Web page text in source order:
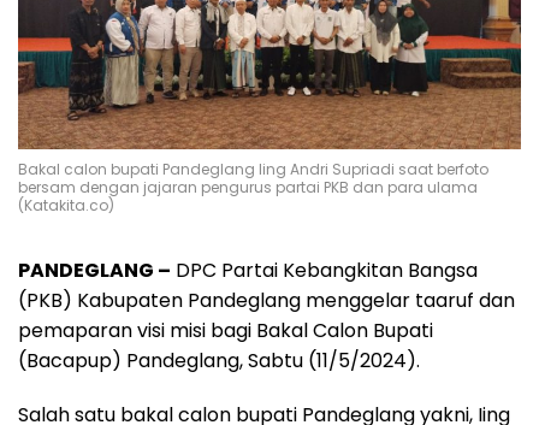
Bakal calon bupati Pandeglang Iing Andri Supriadi saat berfoto
bersam dengan jajaran pengurus partai PKB dan para ulama
(Katakita.co)
PANDEGLANG – DPC Partai Kebangkitan Bangsa
(PKB) Kabupaten Pandeglang menggelar taaruf dan
pemaparan visi misi bagi Bakal Calon Bupati
(Bacapup) Pandeglang, Sabtu (11/5/2024).
Salah satu bakal calon bupati Pandeglang yakni, Iing